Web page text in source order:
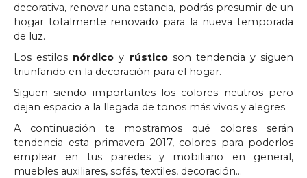
decorativa, renovar una estancia, podrás presumir de un
hogar totalmente renovado para la nueva temporada
de luz.
Los estilos nórdico y rústicoson tendencia y siguen
triunfando en la decoración para el hogar.
Siguen siendo importantes los colores neutros pero
dejan espacio a la llegada de tonos más vivos y alegres.
A continuación te mostramos qué colores serán
tendencia esta primavera 2017, colores para poderlos
emplear en tus paredes y mobiliario en general,
muebles auxiliares, sofás, textiles, decoración…